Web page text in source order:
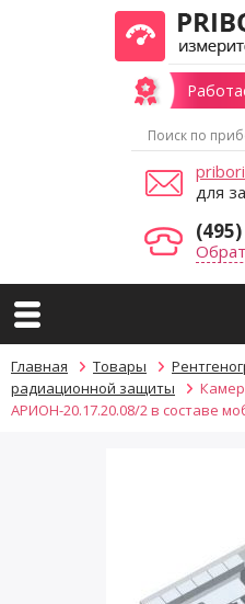
для
Главная Товары
радиационной защиты
АРИОН-20.17.20.08/2 в составе